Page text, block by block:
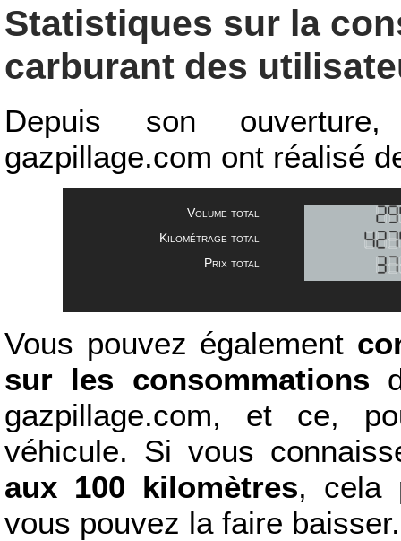
Statistiques sur la
carburant des
Depuis son
gazpillage.com ont réalisé
Volume total
Kilométrage total
Prix total
Vous pouvez également
sur les consommations
gazpillage.com, et ce,
véhicule. Si vous
aux 100 kilomètres, cela
vous pouvez la faire baisser.